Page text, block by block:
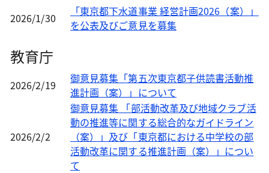
2026/1/30
「東京都下水道事業 経営計画2026（案）」
を公表及びご意見を募集
教育庁
2026/2/19
御意見募集「第五次東京都子供読書活動推
進計画（案）」について
2026/2/2
御意見募集 「部活動改革及び地域クラブ活
動の推進等に関する総合的なガイドライン
（案）」及び「東京都における中学校の部
活動改革に関する推進計画（案）」につい
て